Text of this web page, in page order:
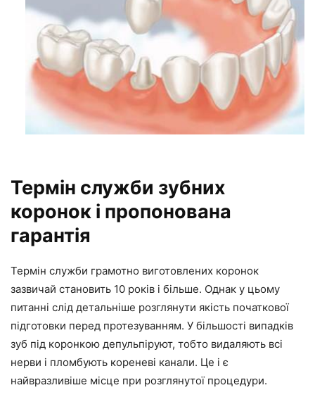
Термін служби зубних
коронок і пропонована
гарантія
Термін служби грамотно виготовлених коронок
зазвичай становить 10 років і більше. Однак у цьому
питанні слід детальніше розглянути якість початкової
підготовки перед протезуванням. У більшості випадків
зуб під коронкою депульпіруют, тобто видаляють всі
нерви і пломбують кореневі канали. Це і є
найвразливіше місце при розглянутої процедури.